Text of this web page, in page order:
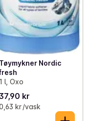
Tøymykner Nordic
1 l, Oxo
kr
kr /vask